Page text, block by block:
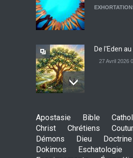
Sois béni
De l'Eden
27 Avril 2026
monde : la
croix
AMOUR 8
Apostasie Bible
Christ
Chrétiens
Démons
Dieu
Dokimos
Eschatologie